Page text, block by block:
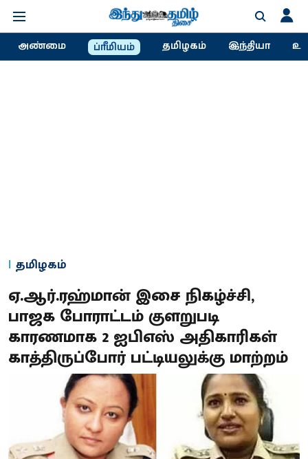
அண்மை ப்ரீமியம் தமிழகம் இந்தியா
தமிழகம்
ஏ.ஆர்.ரஹ்மான் இசை நிகழ்ச்சி,
பாஜக போராட்டம் குளறுபடி
காரணமாக 2 ஐபிஎஸ் அதிகாரிகள்
காத்திருப்போர் பட்டியலுக்கு மாற்றம்